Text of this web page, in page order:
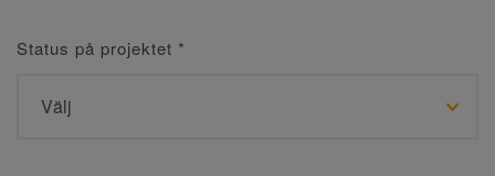
Status på projektet *